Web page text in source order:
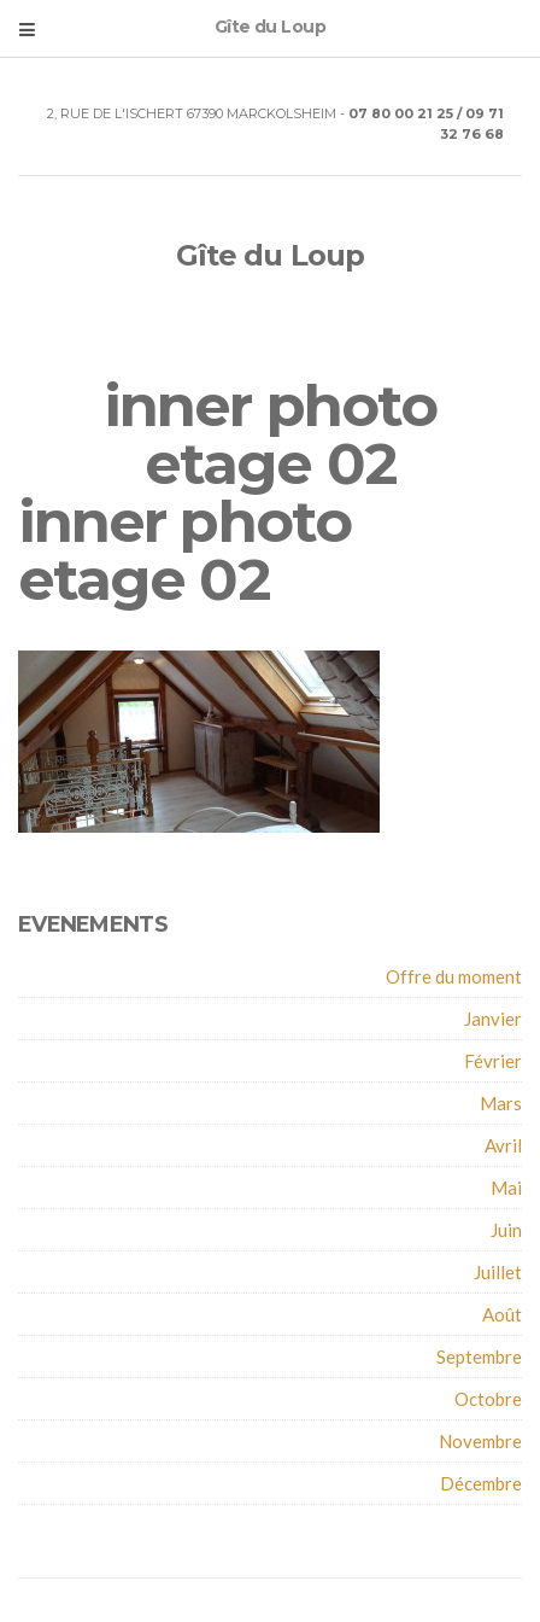
Gîte du Loup
2, RUE DE L'ISCHERT 67390 MARCKOLSHEIM - 07 80 00 21 25 / 09 71
32 76 68
Gîte du Loup
inner photo
etage 02
inner photo
etage 02
EVENEMENTS
Offre du moment
Janvier
Février
Mars
Avril
Mai
Juin
Juillet
Août
Septembre
Octobre
Novembre
Décembre